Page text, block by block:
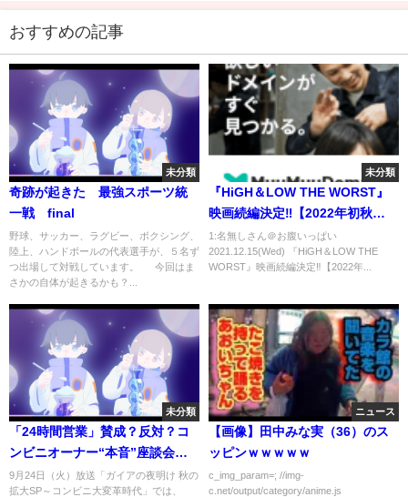
おすすめの記事
未分類
奇跡が起きた 最強スポーツ統
一戦 final
野球、サッカー、ラグビー、ボクシング、
陸上、ハンドボールの代表選手が、５名ず
つ出場して対戦しています。 今回はま
さかの自体が起きるかも？...
未分類
『HiGH＆LOW THE WORST』
映画続編決定‼【2022年初秋
ROADSHOW】
1:名無しさん＠お腹いっぱい
2021.12.15(Wed) 『HiGH＆LOW THE
WORST』映画続編決定‼【2022年...
未分類
「24時間営業」賛成？反対？コ
ンビニオーナー“本音”座談会
【完全版はBODへ】
9月24日（火）放送「ガイアの夜明け 秋の
拡大SP～コンビニ大変革時代」では、
ニュース
【画像】田中みな実（36）のス
ッピンｗｗｗｗｗ
c_img_param=; //img-
c.net/output/category/anime.js